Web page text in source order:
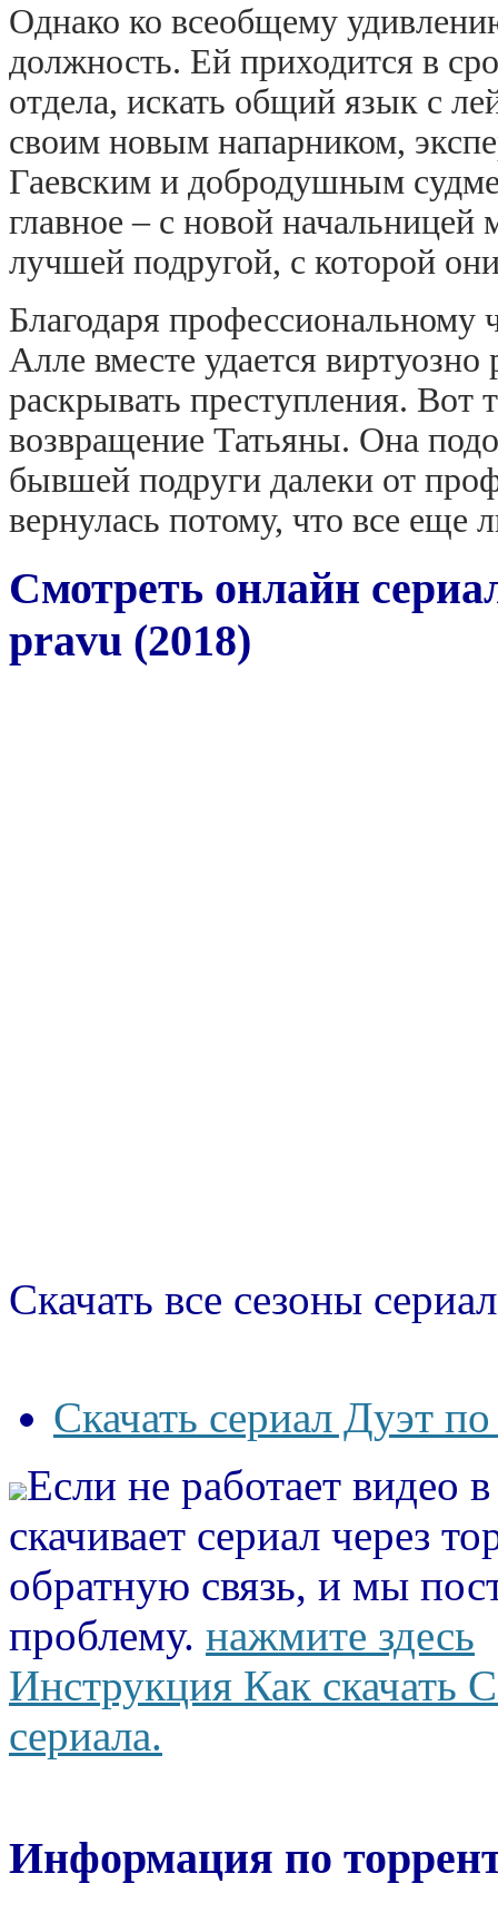
Однако ко всеобщему
должность. Ей приходится в
отдела, искать общий язык с
своим новым напарником,
Гаевским и добродушным
главное – с новой
лучшей подругой, с которой
Благодаря
Алле вместе удается
раскрывать преступления. Вот
возвращение Татьяны. Она
бывшей подруги далеки от
вернулась потому, что все
Смотреть онлайн
pravu (2018)
Скачать все сезоны
Скачать сериал Дуэт
Если не работает видео
скачивает сериал через
обратную связь, и мы
проблему. нажмите здесь
Инструкция Как скачать
сериала.
Информация по